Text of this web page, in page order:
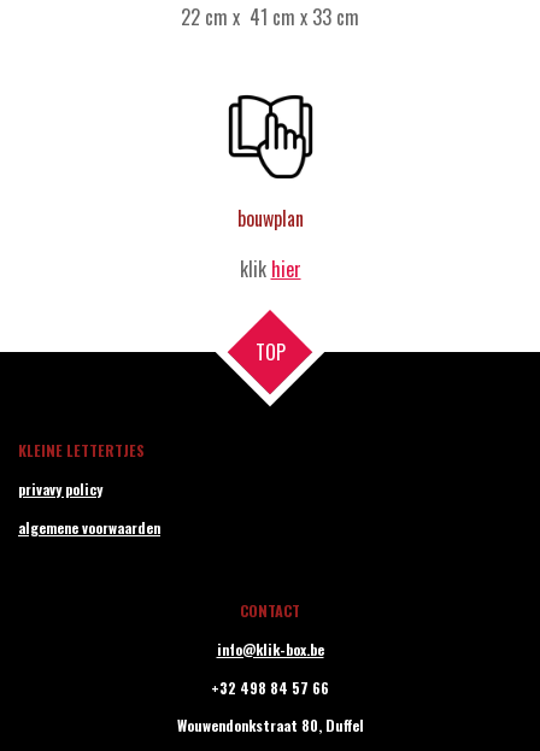
22 cm x 41 cm x 33 cm
bouwplan
klik hier
TOP
KLEINE LETTERTJES
privavy policy
algemene voorwaarden
CONTACT
info@klik-box.be
+32 498 84 57 66
Wouwendonkstraat 80, Duffel